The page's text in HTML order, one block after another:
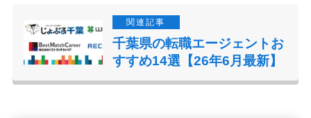
千葉県の転職エージェントお
すすめ14選【26年6月最新】